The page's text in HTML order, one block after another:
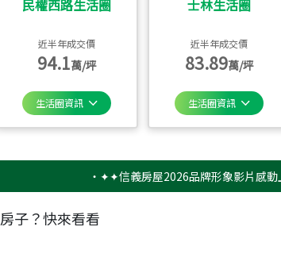
民權西路生活圈
近半年成交價
94.1萬/坪
生活圈資訊
士林生活圈
近半年成交價
83.89萬/坪
生活圈資訊
✦✦信義房屋2026品牌形象影片感動上映✦✦
子？快來看看